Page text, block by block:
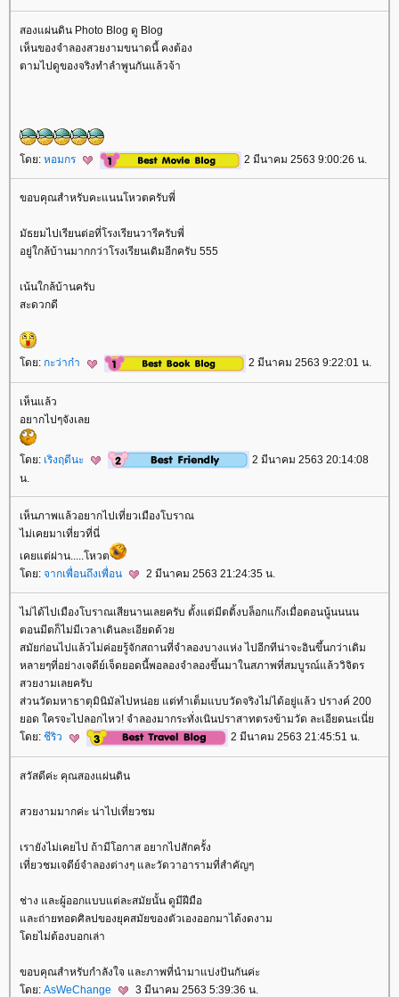
สองแผ่นดิน Photo Blog ดู Blog
เห็นของจำลองสวยงามขนาดนี้ คงต้อง
ตามไปดูของจริงทำลำพูนกันแล้วจ้า
ดย: หอมกร 2 มีนาคม 2563 9:00:26 น.
ขอบคุณสำหรับคะแนนโหวตครับพี่
มัธยมไปเรียนต่อที่โรงเรียนวารีครับพี่
อยู่ใกล้บ้านมากกว่าโรงเรียนเดิมอีกครับ 555
เน้นใกล้บ้านครับ
สะดวกดี
ดย: กะว่าก๋า 2 มีนาคม 2563 9:22:01 น.
เห็นแล้ว
อยากไปๆจังเล
ดย: เริงฤดีนะ
2 มีนาคม 2563 20:14:08
น.
เห็นภาพแล้วอยากไปเที่ยวเมืองโบราณ
ไม่เคยมาเที่ยวที่นี่
เคยแต่ผ่าน.....โหวต
ดย: จากเพื่อนถึงเพื่อน 2 มีนาคม 2563 21:24:35 น.
ไม่ได้ไปเมืองโบราณเสียนานเลยครับ ตั้งแต่มีตติ้งบล็อกแก๊งเมื่อตอนนู้นนนน
ตอนมีตก็ไม่มีเวลาเดินละเอียดด้ว
สมัยก่อนไปแล้วไม่ค่อยรู้จักสถานที่จำลองบางแห่ง ไปอีกทีน่าจะอินขึ้นกว่าเดิม
หลายๆที่อย่างเจดีย์เจ็ดยอดนี้พอลองจำลองขึ้นมาในสภาพที่สมบูรณ์แล้ววิจิตร
สวยงามเลยครับ
ส่วนวัดมหาธาตุมินิมัลไปหน่อย แต่ทำเต็มแบบวัดจริงไม่ได้อยู่แล้ว ปรางค์ 200
อด ใครจะไปลอกไหว! จำลองมากระทั่งเนินปราสาทตรงข้ามวัด ละเอียดนะเนี่
ดย: ชีริว 2 มีนาคม 2563 21:45:51 น.
สวัสดีค่ะ คุณสองแผ่นดิน
สวยงามมากค่ะ น่าไปเที่ยวชม
เรายังไม่เคยไป ถ้ามีโอกาส อยากไปสักครั้ง
เที่ยวชมเจดีย์จำลองต่างๆ และวัดวาอารามที่สำคัญๆ
ช่าง และผู้ออกแบบแต่ละสมัยนั้น ดูมีฝีมือ
ละถ่ายทอดศิลปของยุคสมัยของตัวเองออกมาได้งดงาม
ดยไม่ต้องบอกเล่า
ขอบคุณสำหรับกำลังใจ และภาพที่นำมาแบ่งปันกันค่ะ
ดย: AsWeChange 3 มีนาคม 2563 5:39:36 น.